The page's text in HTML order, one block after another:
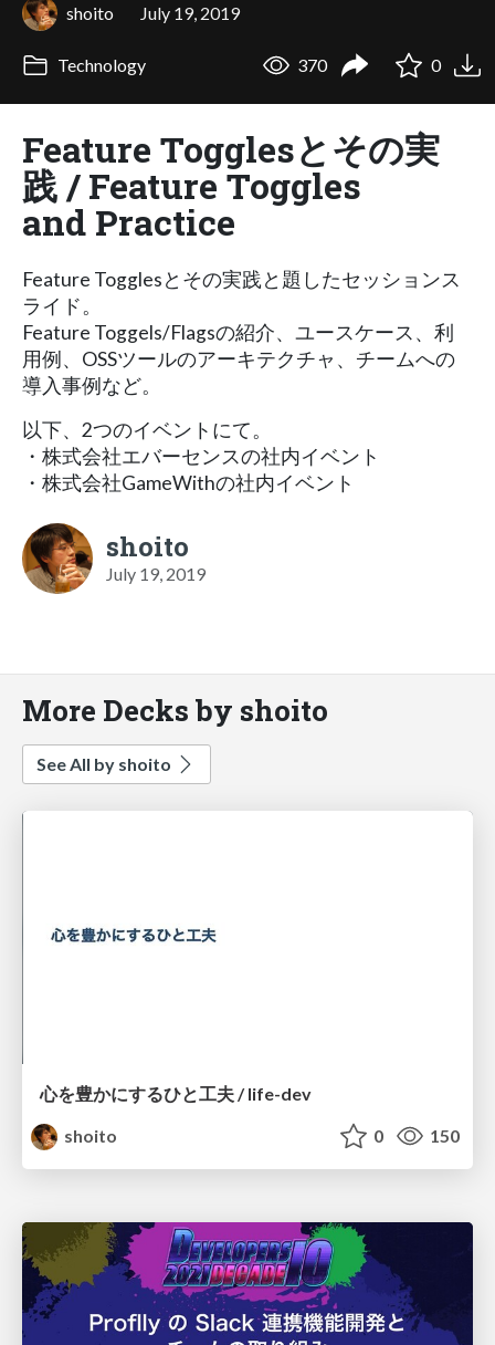
shoito July 19, 2019
Technology 370 0
Feature Togglesとその実
践 / Feature Toggles
and Practice
Feature Togglesとその実践と題したセッションス
ライド。
Feature Toggels/Flagsの紹介、ユースケース、利
用例、OSSツールのアーキテクチャ、チームへの
導入事例など。
以下、2つのイベントにて。
・株式会社エバーセンスの社内イベント
・株式会社GameWithの社内イベント
shoito
July 19, 2019
More Decks by shoito
See All by shoito
心を豊かにするひと工夫 / life-dev
shoito
0 150